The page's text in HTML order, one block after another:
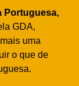
Portuguesa,
GDA,
uma
o que de